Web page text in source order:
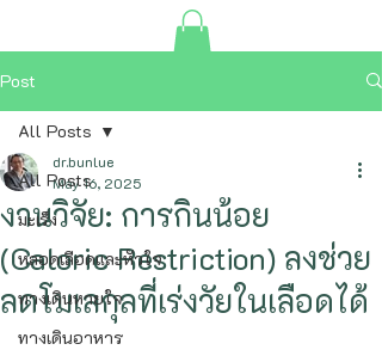
info@drbunlue.com
Post
All Posts
มะเร็ง
หลอดเลือดและหัวใจ
ทางเดินหายใจ
ทางเดินอาหาร
All Posts
งานวิจัย: การกินน้อย
(Caloric Restriction) ลงช่วย
ลดโมเลกุลที่เร่งวัยในเลือดได้
dr.bunlue
May 16, 2025